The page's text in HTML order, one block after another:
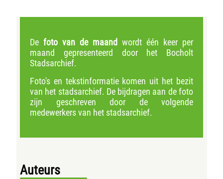
De foto van de maand wordt één keer per
maand gepresenteerd door het Bocholt
Stadsarchief.
Foto's en tekstinformatie komen uit het bezit
van het stadsarchief. De bijdragen aan de foto
zijn geschreven door de volgende
medewerkers van het stadsarchief.
Auteurs